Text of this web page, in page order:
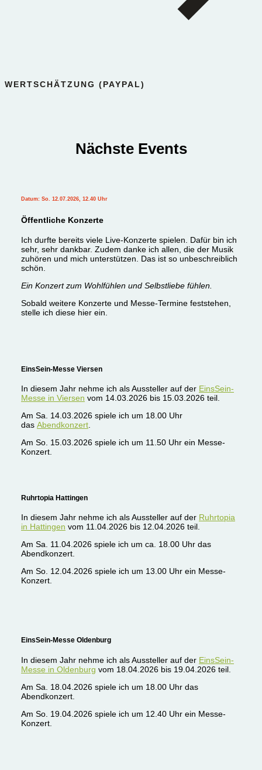
WERTSCHÄTZUNG (PAYPAL)
Nächste Events
Datum: So. 12.07.2026, 12.40 Uhr
Öffentliche Konzerte
Ich durfte bereits viele Live-Konzerte spielen. Dafür bin ich
sehr, sehr dankbar. Zudem danke ich allen, die der Musik
zuhören und mich unterstützen. Das ist so unbeschreiblich
schön.
Ein Konzert zum Wohlfühlen und Selbstliebe fühlen.
Sobald weitere Konzerte und Messe-Termine feststehen,
stelle ich diese hier ein.
EinsSein-Messe Viersen
In diesem Jahr nehme ich als Aussteller auf der EinsSein-
Messe in Viersen vom 14.03.2026 bis 15.03.2026 teil.
Am Sa. 14.03.2026 spiele ich um 18.00 Uhr
das Abendkonzert.
Am So. 15.03.2026 spiele ich um 11.50 Uhr ein Messe-
Konzert.
Ruhrtopia Hattingen
In diesem Jahr nehme ich als Aussteller auf der Ruhrtopia
in Hattingen vom 11.04.2026 bis 12.04.2026 teil.
Am Sa. 11.04.2026 spiele ich um ca. 18.00 Uhr das
Abendkonzert.
Am So. 12.04.2026 spiele ich um 13.00 Uhr ein Messe-
Konzert.
EinsSein-Messe Oldenburg
In diesem Jahr nehme ich als Aussteller auf der EinsSein-
Messe in Oldenburg vom 18.04.2026 bis 19.04.2026 teil.
Am Sa. 18.04.2026 spiele ich um 18.00 Uhr das
Abendkonzert.
Am So. 19.04.2026 spiele ich um 12.40 Uhr ein Messe-
Konzert.